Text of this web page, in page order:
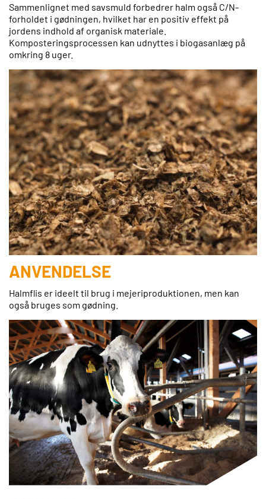
Sammenlignet med savsmuld forbedrer halm også C/N-
forholdet i gødningen, hvilket har en positiv effekt på
jordens indhold af organisk materiale.
Komposteringsprocessen kan udnyttes i biogasanlæg på
omkring 8 uger.
ANVENDELSE
Halmflis er ideelt til brug i mejeriproduktionen, men kan
også bruges som gødning.